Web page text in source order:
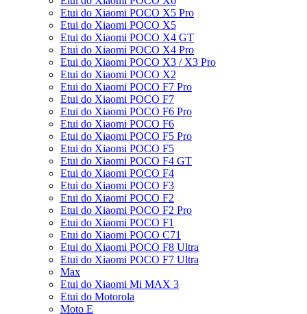
Etui do Xiaomi POCO X5 Pro
Etui do Xiaomi POCO X5
Etui do Xiaomi POCO X4 GT
Etui do Xiaomi POCO X4 Pro
Etui do Xiaomi POCO X3 / X3 Pro
Etui do Xiaomi POCO X2
Etui do Xiaomi POCO F7 Pro
Etui do Xiaomi POCO F7
Etui do Xiaomi POCO F6 Pro
Etui do Xiaomi POCO F6
Etui do Xiaomi POCO F5 Pro
Etui do Xiaomi POCO F5
Etui do Xiaomi POCO F4 GT
Etui do Xiaomi POCO F4
Etui do Xiaomi POCO F3
Etui do Xiaomi POCO F2
Etui do Xiaomi POCO F2 Pro
Etui do Xiaomi POCO F1
Etui do Xiaomi POCO C71
Etui do Xiaomi POCO F8 Ultra
Etui do Xiaomi POCO F7 Ultra
Max
Etui do Xiaomi Mi MAX 3
Etui do Motorola
Moto E